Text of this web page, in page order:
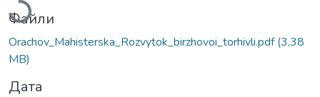
Файли
Orachov_Mahisterska_Rozvytok_birzhovoi_torhivli.pdf(3,38
MB)
Дата